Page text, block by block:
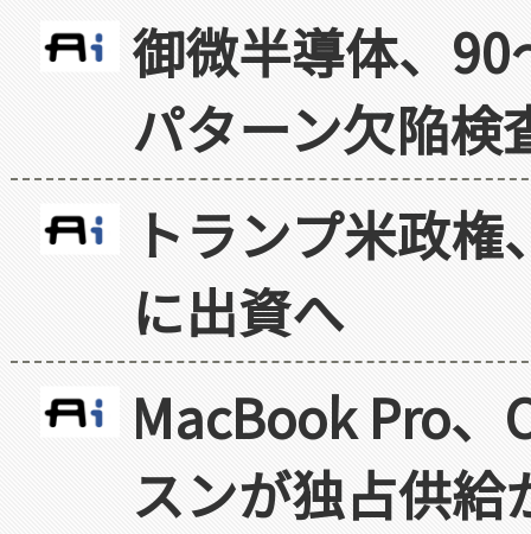
御微半導体、
パターン欠陥検
トランプ米政
に出資へ
MacBook Pro
スンが独占供給